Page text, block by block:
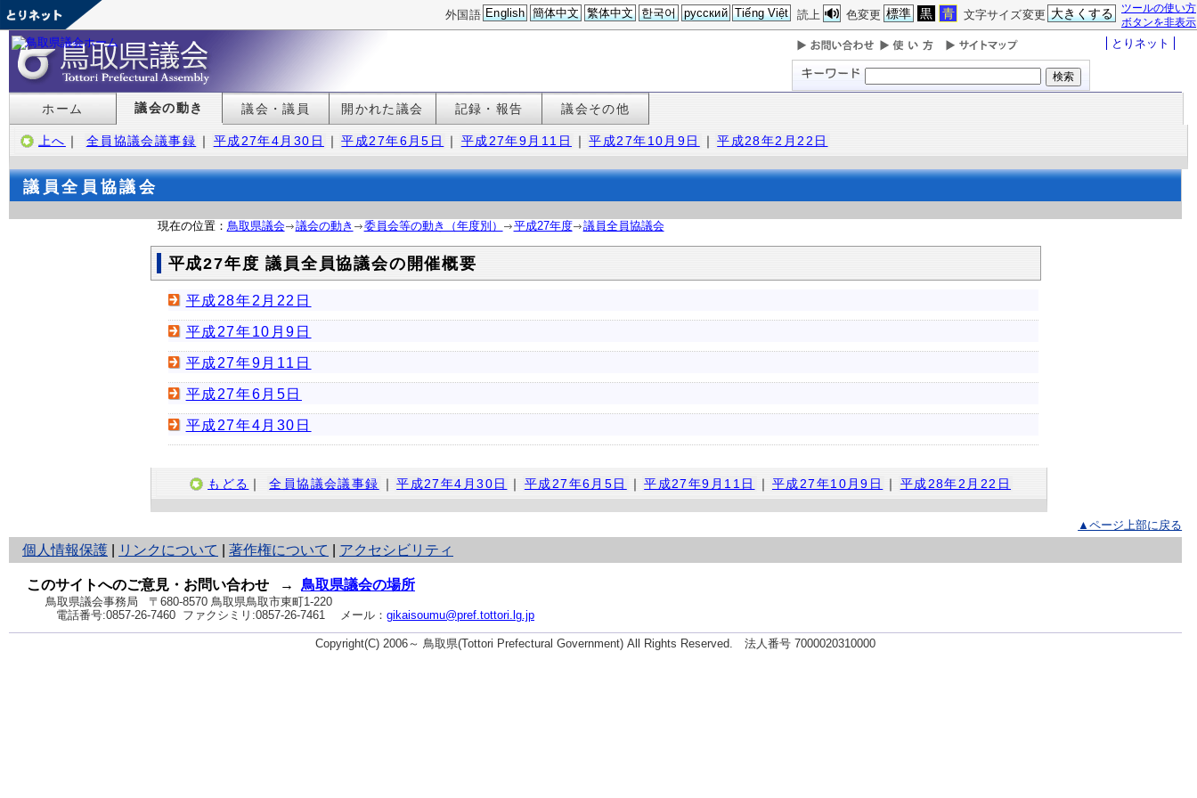
ツールの使い方
ボタンを非表示
文字サイズ変更 大きくする
色変更 標準 黒 青
読上
外国語 English 簡体中文 繁体中文 한국어 русский Tiếng Việt
とりネット
ホーム 議会の動き 議会・議員 開かれた議会 記録・報告 議会その他
上へ ｜ 全員協議会議事録 ｜ 平成27年4月30日 ｜ 平成27年6月5日 ｜ 平成27年9月11日 ｜ 平成27年10月9日 ｜ 平成28年2月22日
議員全員協議会
現在の位置： 鳥取県議会 議会の動き 委員会等の動き（年度別） 平成27年度 議員全員協議会
平成27年度 議員全員協議会の開催概要
平成28年2月22日
平成27年10月9日
平成27年9月11日
平成27年6月5日
平成27年4月30日
もどる ｜ 全員協議会議事録 ｜ 平成27年4月30日 ｜ 平成27年6月5日 ｜ 平成27年9月11日 ｜ 平成27年10月9日 ｜ 平成28年2月22日
▲ページ上部に戻る
個人情報保護
と
り
ネ
ッ
ト
へ
リンクについて 著作権について アクセシビリティ
このサイトへのご意見・お問い合わせ → 鳥取県議会の場所
鳥取県議会事務局
〒680-8570 鳥取県鳥取市東町1-220
電話番号:0857-26-7460 ファクシミリ:0857-26-7461 メール： gikaisoumu@pref.tottori.lg.jp
Copyright(C) 2006～ 鳥取県(Tottori Prefectural Government) All Rights Reserved. 法人番号 7000020310000